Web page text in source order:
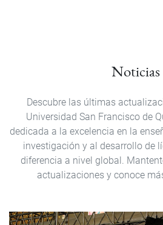
Noticias
Descubre las últimas
Universidad San Francisco de
dedicada a la excelencia en la
investigación y al desarrollo de
diferencia a nivel global.
actualizaciones y conoce